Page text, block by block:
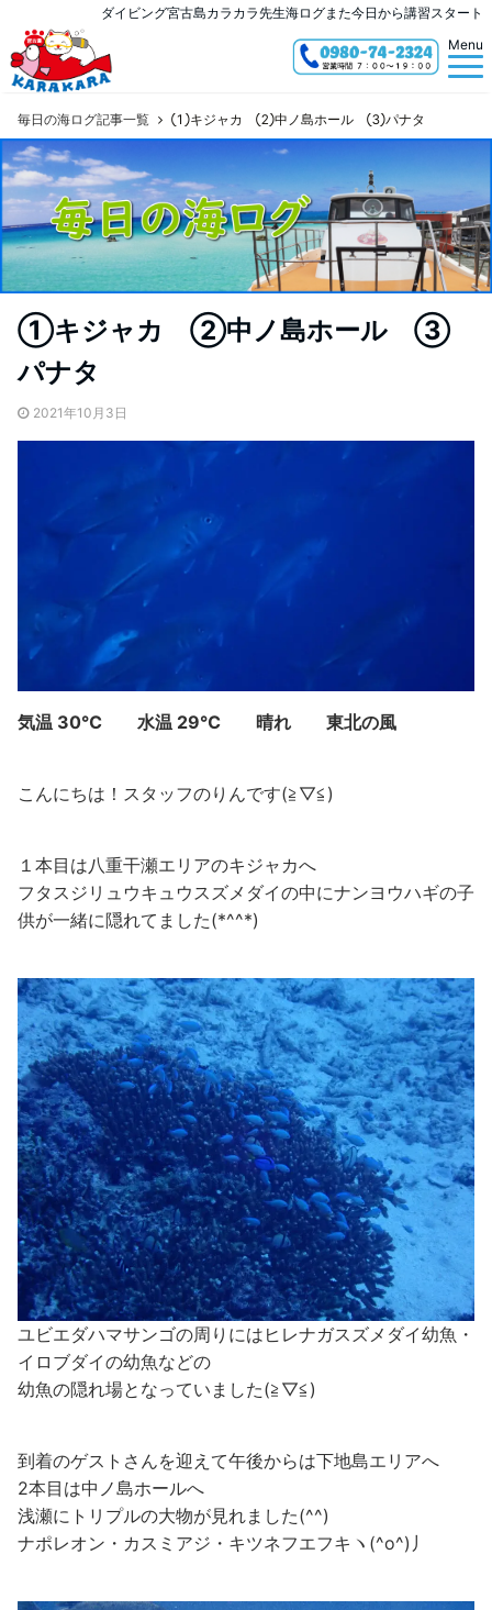
ダイビング宮古島カラカラ先生海ログまた今日から講習スタート
Menu
毎日の海ログ記事一覧 ①キジャカ ②中ノ島ホール ③パナタ
①キジャカ ②中ノ島ホール ③
パナタ
2021年10月3日
気温 30℃ 水温 29℃ 晴れ 東北の風
こんにちは！スタッフのりんです(≧▽≦)
１本目は八重干瀬エリアのキジャカへ
フタスジリュウキュウスズメダイの中にナンヨウハギの子
供が一緒に隠れてました(*^^*)
ユビエダハマサンゴの周りにはヒレナガスズメダイ幼魚・
イロブダイの幼魚などの
幼魚の隠れ場となっていました(≧▽≦)
到着のゲストさんを迎えて午後からは下地島エリアへ
2本目は中ノ島ホールへ
浅瀬にトリプルの大物が見れました(^^)
ナポレオン・カスミアジ・キツネフエフキヽ(^o^)丿